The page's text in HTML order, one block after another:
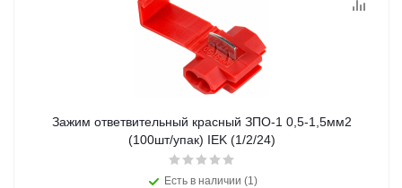
Зажим ответвительный красный ЗПО-1 0,5-1,5мм2
(100шт/упак) IEK (1/2/24)
Есть в наличии (1)